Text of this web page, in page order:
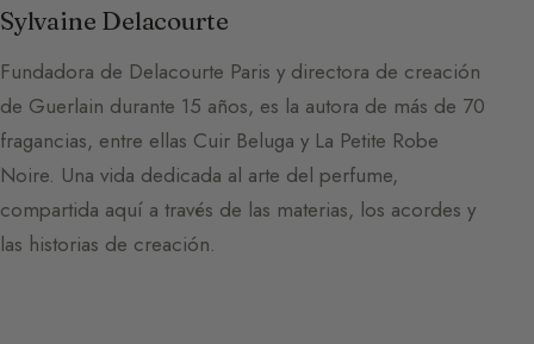
Sylvaine Delacourte
Fundadora de Delacourte Paris y directora de creación
de Guerlain durante 15 años, es la autora de más de 70
fragancias, entre ellas Cuir Beluga y La Petite Robe
Noire. Una vida dedicada al arte del perfume,
compartida aquí a través de las materias, los acordes y
las historias de creación.